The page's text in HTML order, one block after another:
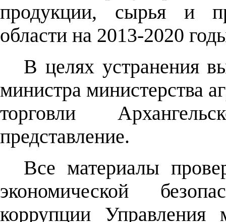
продукции, сырья и
области на 2013-2020
В целях устранения
министра министерства
торговли
представление.
Все материалы
экономической
коррупции Управления